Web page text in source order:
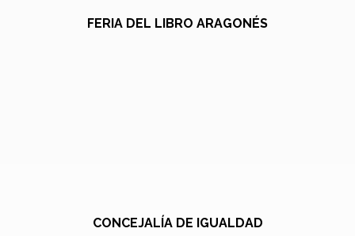
FERIA DEL LIBRO ARAGONÉS
CONCEJALÍA DE IGUALDAD